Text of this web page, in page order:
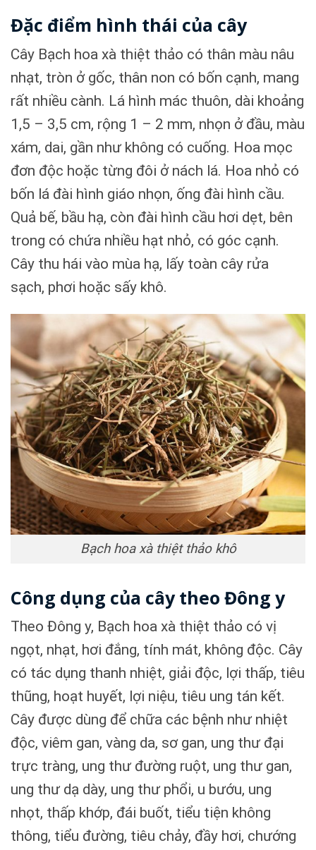
Đặc điểm hình thái của cây
Cây Bạch hoa xà thiệt thảo có thân màu nâu
nhạt, tròn ở gốc, thân non có bốn cạnh, mang
rất nhiều cành. Lá hình mác thuôn, dài khoảng
1,5 – 3,5 cm, rộng 1 – 2 mm, nhọn ở đầu, màu
xám, dai, gần như không có cuống. Hoa mọc
đơn độc hoặc từng đôi ở nách lá. Hoa nhỏ có
bốn lá đài hình giáo nhọn, ống đài hình cầu.
Quả bế, bầu hạ, còn đài hình cầu hơi dẹt, bên
trong có chứa nhiều hạt nhỏ, có góc cạnh.
Cây thu hái vào mùa hạ, lấy toàn cây rửa
sạch, phơi hoặc sấy khô.
Bạch hoa xà thiệt thảo khô
Công dụng của cây theo Đông y
Theo Đông y, Bạch hoa xà thiệt thảo có vị
ngọt, nhạt, hơi đắng, tính mát, không độc. Cây
có tác dụng thanh nhiệt, giải độc, lợi thấp, tiêu
thũng, hoạt huyết, lợi niệu, tiêu ung tán kết.
Cây được dùng để chữa các bệnh như nhiệt
độc, viêm gan, vàng da, sơ gan, ung thư đại
trực tràng, ung thư đường ruột, ung thư gan,
ung thư dạ dày, ung thư phổi, u bướu, ung
nhọt, thấp khớp, đái buốt, tiểu tiện không
thông, tiểu đường, tiêu chảy, đầy hơi, chướng